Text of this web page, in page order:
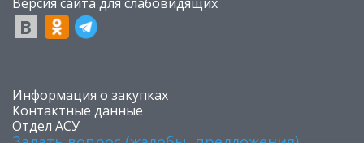
​Информация о закупках
Контактные данные
Отдел АСУ